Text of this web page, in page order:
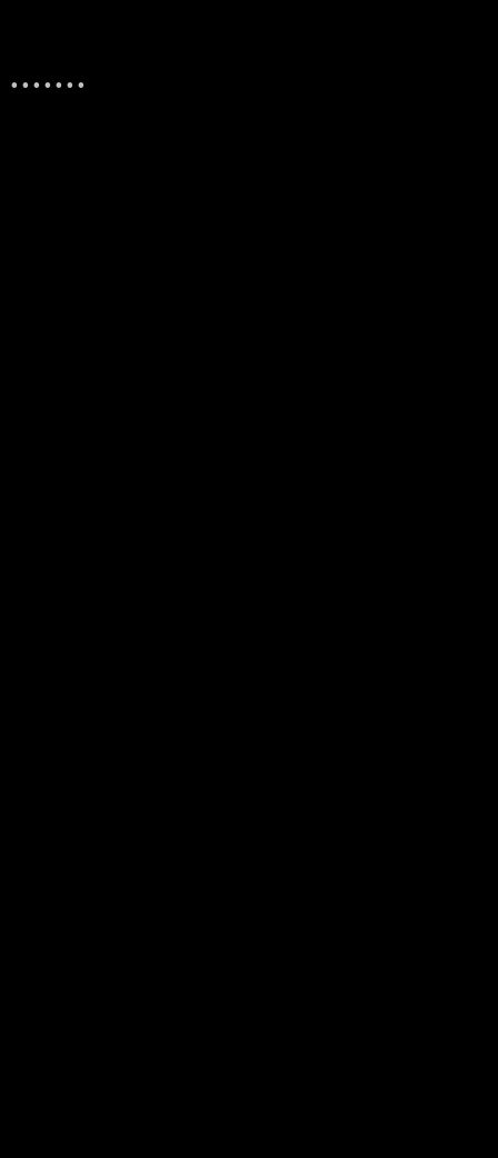
.......